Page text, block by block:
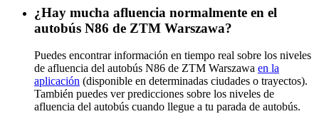
¿Hay mucha afluencia normalmente en el
autobús N86 de ZTM Warszawa?
Puedes encontrar información en tiempo real sobre los niveles
de afluencia del autobús N86 de ZTM Warszawa en la
aplicación (disponible en determinadas ciudades o trayectos).
También puedes ver predicciones sobre los niveles de
afluencia del autobús cuando llegue a tu parada de autobús.